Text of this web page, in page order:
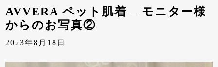
AVVERA ペット肌着 – モニター様
からのお写真②
2023年8月18日